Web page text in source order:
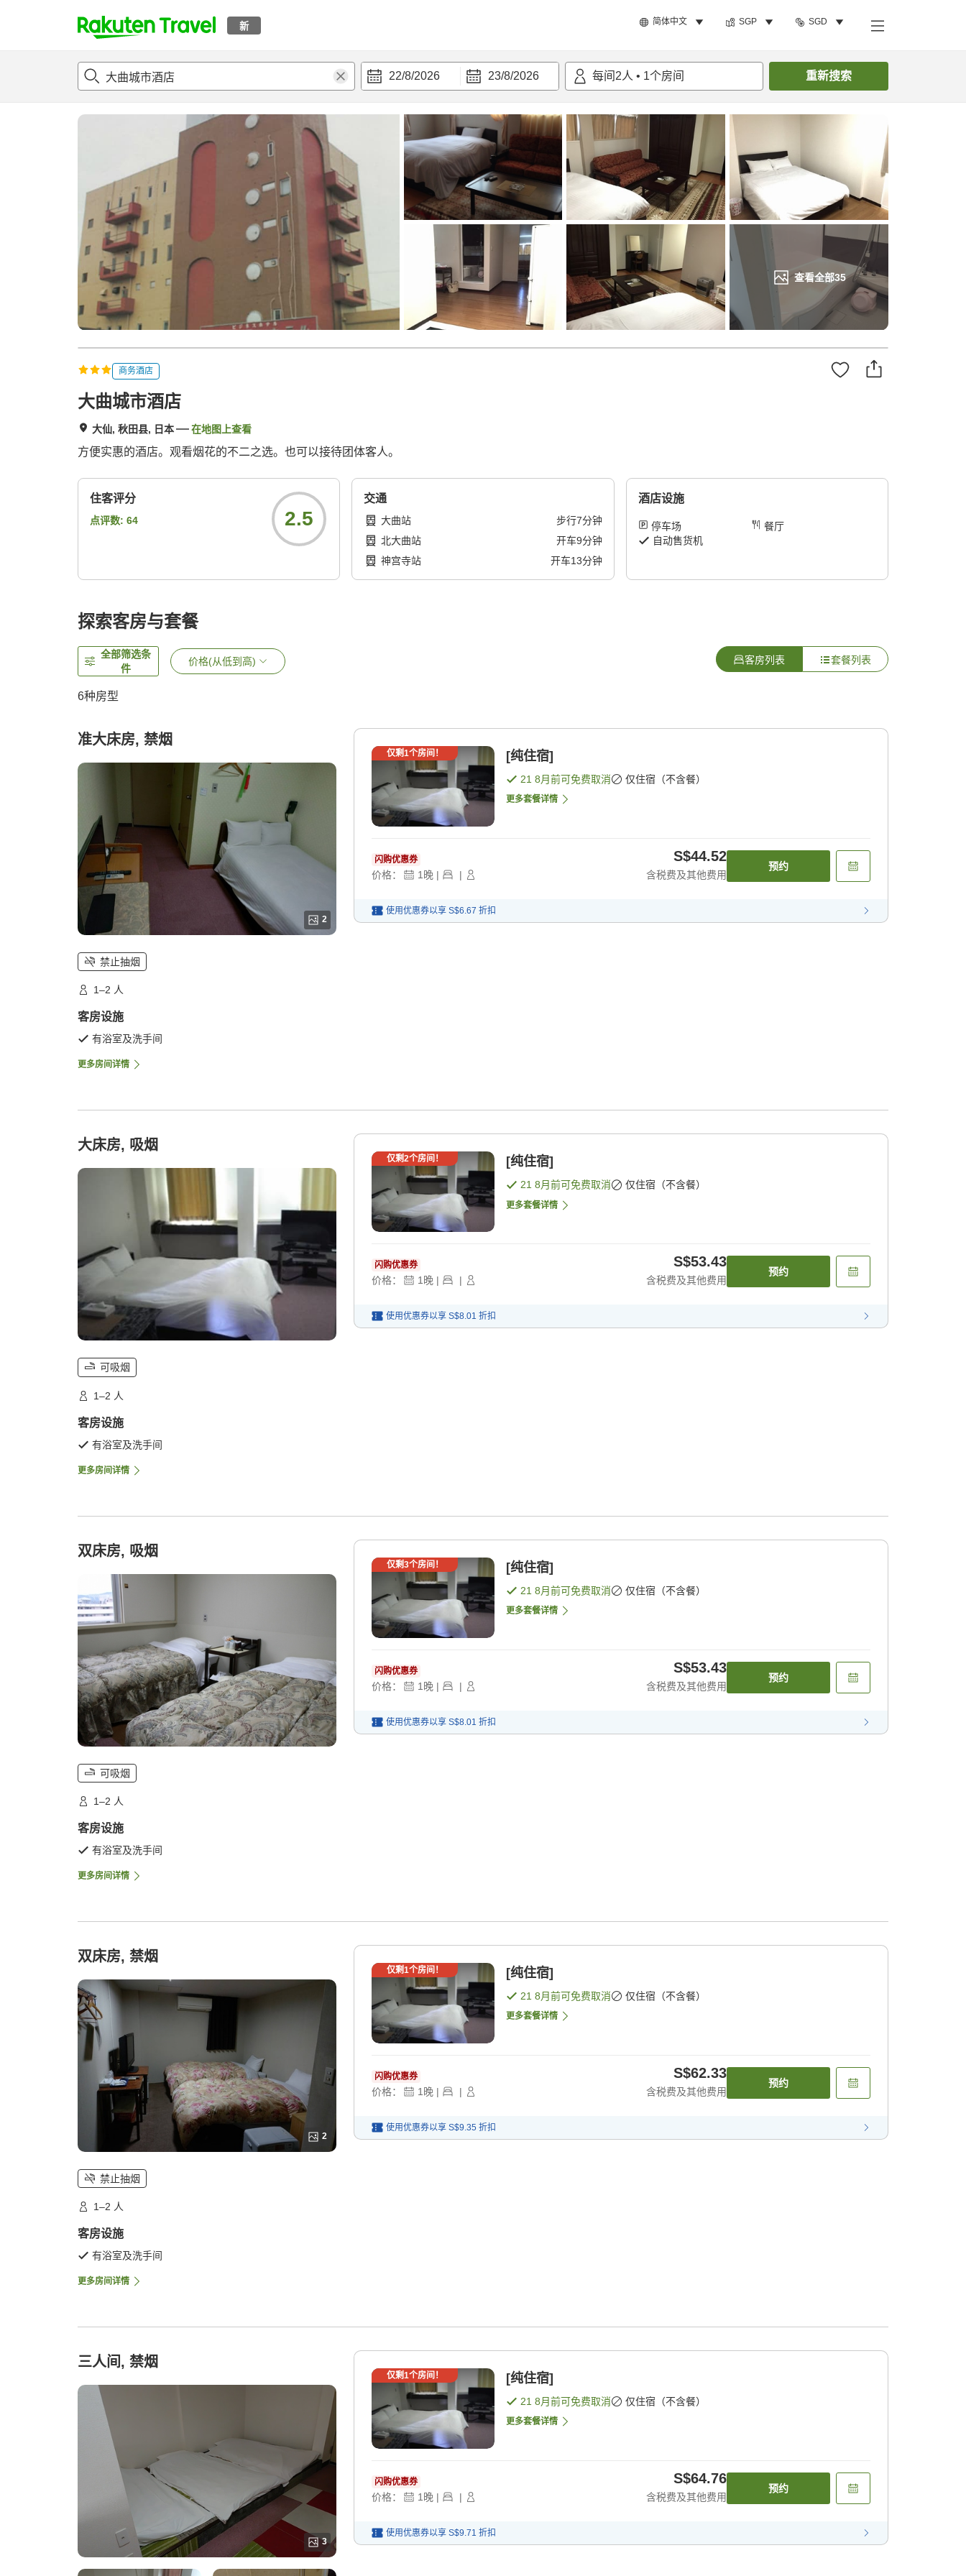
新 简体中文 SGP SGD
t
p
a
c
h
22/8/2026 23/8/2026 每间 2人 • 1个房间 重新搜索
查看全部35
概况 客房及住宿套餐评论 搜索客房
商务酒店
大曲城市酒店
大仙, 秋田县, 日本 在地图上查看
方便实惠的酒店。观看烟花的不二之选。也可以接待团体客人。
住客评分
点评数: 64 2.5
交通
大曲站 步行7分钟
北大曲站
开车9分钟
神宫寺站
开车13分钟
酒店设施
停车场
餐厅
自动售货机
探索客房与套餐
全部筛选条
件
价格(从低到高) 客房列表 套餐列表
6种房型
准大床房, 禁烟
2
禁止抽烟
1–2 人
客房设施
有浴室及洗手间
更多房间详情
仅剩1个房间！ [纯住宿]
21 8月前可免费取消 仅住宿（不含餐）
更多套餐详情
闪购优惠券
价格： 1晚 | |
S$44.52
含税费及其他费用
预约
使用优惠券以享 S$6.67 折扣
大床房, 吸烟
可吸烟
1–2 人
客房设施
有浴室及洗手间
更多房间详情
仅剩2个房间！ [纯住宿]
21 8月前可免费取消 仅住宿（不含餐）
更多套餐详情
闪购优惠券
价格： 1晚 | |
S$53.43
含税费及其他费用
预约
使用优惠券以享 S$8.01 折扣
双床房, 吸烟
可吸烟
1–2 人
客房设施
有浴室及洗手间
更多房间详情
仅剩3个房间！ [纯住宿]
21 8月前可免费取消 仅住宿（不含餐）
更多套餐详情
闪购优惠券
价格： 1 晚 | |
S$53.43
含税费及其他费用
预约
使用优惠券以享 S$8.01 折扣
双床房, 禁烟
2
禁止抽烟
1–2 人
客房设施
有浴室及洗手间
更多房间详情
仅剩1个房间！ [纯住宿]
21 8月前可免费取消 仅住宿（不含餐）
更多套餐详情
闪购优惠券
价格： 1 晚 | |
S$62.33
含税费及其他费用
预约
使用优惠券以享 S$9.35 折扣
三人间, 禁烟
3
仅剩1个房间！ [纯住宿]
21 8月前可免费取消 仅住宿（不含餐）
更多套餐详情
闪购优惠券
价格： 1 晚 | |
S$64.76
含税费及其他费用
预约
使用优惠券以享 S$9.71 折扣